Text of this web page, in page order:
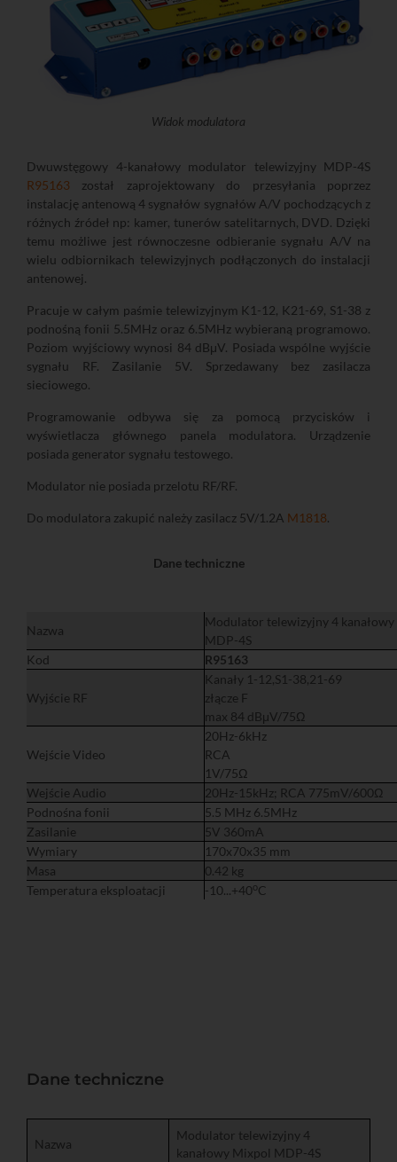
Widok modulatora
Dwuwstęgowy 4-kanałowy modulator telewizyjny MDP-4S
R95163 został zaprojektowany do przesyłania poprzez
instalację antenową 4 sygnałów sygnałów A/V pochodzących z
różnych źródeł np: kamer, tunerów satelitarnych, DVD. Dzięki
temu możliwe jest równoczesne odbieranie sygnału A/V na
wielu odbiornikach telewizyjnych podłączonych do instalacji
antenowej.
Pracuje w całym paśmie telewizyjnym K1-12, K21-69, S1-38 z
podnośną fonii 5.5MHz oraz 6.5MHz wybieraną programowo.
Poziom wyjściowy wynosi 84 dBμV. Posiada wspólne wyjście
sygnału RF. Zasilanie 5V. Sprzedawany bez zasilacza
sieciowego.
Programowanie odbywa się za pomocą przycisków i
wyświetlacza głównego panela modulatora. Urządzenie
posiada generator sygnału testowego.
Modulator nie posiada przelotu RF/RF.
Do modulatora zakupić należy zasilacz 5V/1.2A M1818.
Dane techniczne
Nazwa
Modulator telewizyjny 4
MDP-4S
Kod
R95163
Wyjście RF
Kanały 1-12,S1-38,21-69
złącze F
max 84 dBμV/75Ω
Wejście Video
20Hz-6kHz
RCA
1V/75Ω
Wejście Audio
20Hz-15kHz; RCA 775mV/600Ω
Podnośna fonii
5.5 MHz 6.5MHz
Zasilanie
5V 360mA
Wymiary
170x70x35 mm
Masa
0.42 kg
Temperatura eksploatacji
-10...+40oC
Dane techniczne
Nazwa
Modulator telewizyjny 4
kanałowy Mixpol MDP-4S